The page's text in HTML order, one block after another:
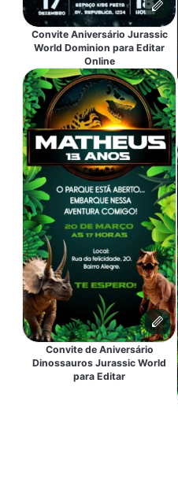
Convite Aniversário Jurassic
World Dominion para Editar
Online
Convite de Aniversário
Dinossauros Jurassic World
para Editar